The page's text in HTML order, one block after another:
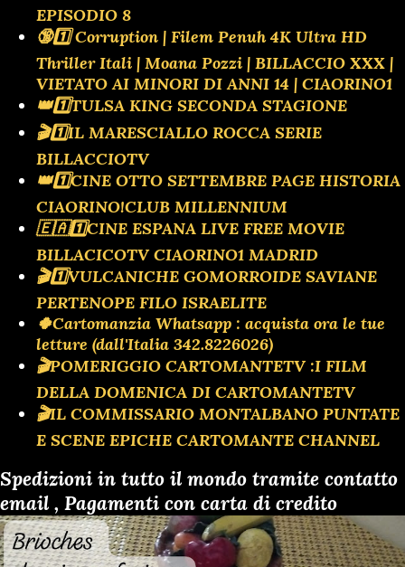
EPISODIO 8
🔞1️⃣ Corruption | Filem Penuh 4K Ultra HD
Thriller Itali | Moana Pozzi | BILLACCIO XXX |
VIETATO AI MINORI DI ANNI 14 | CIAORINO1
👑1️⃣TULSA KING SECONDA STAGIONE
🎬1️⃣IL MARESCIALLO ROCCA SERIE
BILLACCIOTV
👑1️⃣CINE OTTO SETTEMBRE PAGE HISTORIA
CIAORINO!CLUB MILLENNIUM
🇪🇦1️⃣CINE ESPANA LIVE FREE MOVIE
BILLACICOTV CIAORINO1 MADRID
🎬1️⃣VULCANICHE GOMORROIDE SAVIANE
PERTENOPE FILO ISRAELITE
🍀Cartomanzia Whatsapp : acquista ora le tue
letture (dall'Italia 342.8226026)
🎬POMERIGGIO CARTOMANTETV :I FILM
DELLA DOMENICA DI CARTOMANTETV
🎬IL COMMISSARIO MONTALBANO PUNTATE
E SCENE EPICHE CARTOMANTE CHANNEL
Spedizioni in tutto il mondo tramite contatto
email , Pagamenti con carta di credito